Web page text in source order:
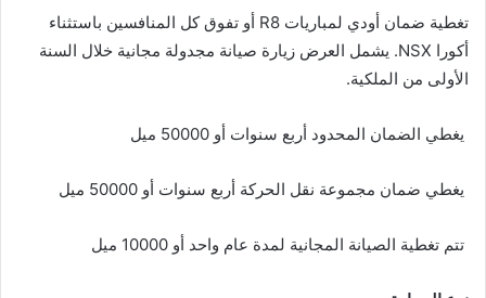
تغطية ضمان أودي لمباريات R8 أو تفوق كل المنافسين باستثناء
أكورا NSX. يشمل العرض زيارة صيانة مجدولة مجانية خلال السنة
الأولى من الملكية.
يغطي الضمان المحدود أربع سنوات أو 50000 ميل
يغطي ضمان مجموعة نقل الحركة أربع سنوات أو 50000 ميل
تتم تغطية الصيانة المجانية لمدة عام واحد أو 10000 ميل